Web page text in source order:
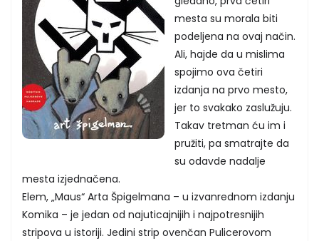
mesta su morala biti
podeljena na ovaj način.
Ali, hajde da u mislima
spojimo ova četiri
izdanja na prvo mesto,
jer to svakako zaslužuju.
Takav tretman ću im i
pružiti, pa smatrajte da
su odavde nadalje
mesta izjednačena.
Elem, „Maus“ Arta Špigelmana – u izvanrednom izdanju
Komika – je jedan od najuticajnijih i najpotresnijih
stripova u istoriji. Jedini strip ovenčan Pulicerovom